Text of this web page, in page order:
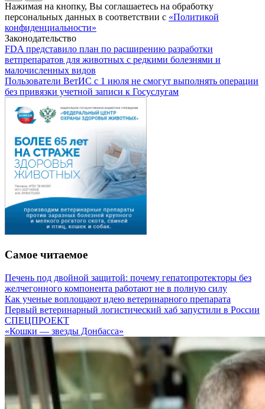
Нажимая на кнопку, Вы соглашаетесь на обработку
персональных данных в соответствии с «Политикой
конфиденциальности»
Законодательство
FDA представило план по расширению разработки
ветпрепаратов для животных с редкими болезнями и
малочисленных видов
Пользователи ВетИС с 1 июля не смогут выполнять операции
без привязки учетной записи к Госуслугам
Самое читаемое
Печень под двойной защитой: почему гепатопротекторы без
желчегонного компонента работают не в полную силу
Как ученые воплощают идею ветеринарного препарата
Первый ветеринарный логистический хаб запустили в России
СПЕЦПРОЕКТ
«Кошки — звезды Донбасса»